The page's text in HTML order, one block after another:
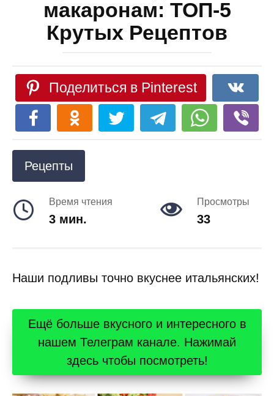
макаронам: ТОП-5
Крутых Рецептов
Поделиться в Pinterest
Рецепты
Время чтения
3 мин.
Просмотры
33
Наши подливы точно вкуснее итальянских!
Ещё больше вкусного и интересного в
нашем Телеграм канале. Нажимай
здесь чтобы посмотреть!